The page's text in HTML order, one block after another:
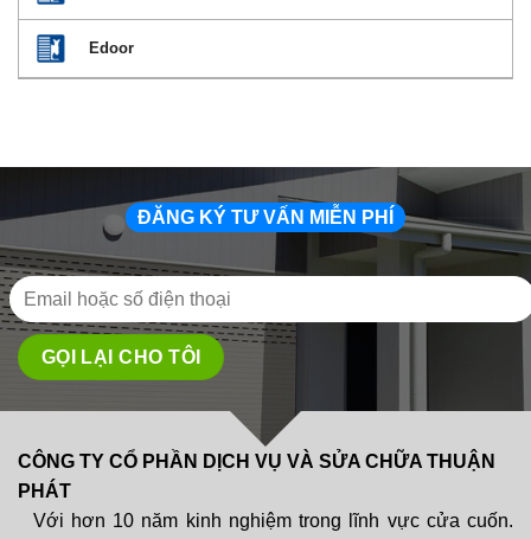
Edoor
ĐĂNG KÝ TƯ VẤN MIỄN PHÍ
CÔNG TY CỔ PHẦN DỊCH VỤ VÀ SỬA CHỮA THUẬN
PHÁT
Với hơn 10 năm kinh nghiệm trong lĩnh vực cửa cuốn.